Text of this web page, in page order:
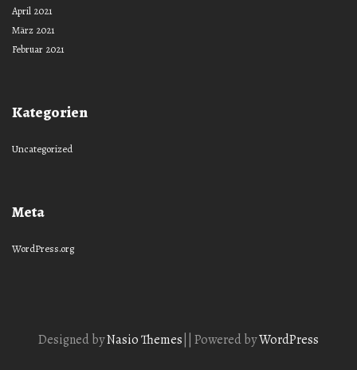
April 2021
März 2021
Februar 2021
Kategorien
Uncategorized
Meta
WordPress.org
Designed byNasio Themes Powered byWordPress